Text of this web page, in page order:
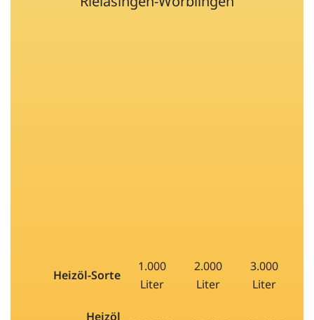
Heizöl-Sorte
1.000
Liter
2.000
Liter
3.000
Liter
Heizöl